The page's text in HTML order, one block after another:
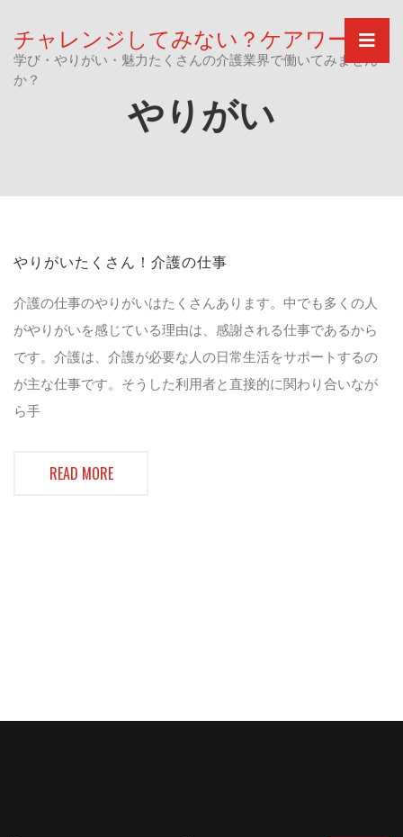
content
チャレンジしてみない？ケアワーク
学び・やりがい・魅力たくさんの介護業界で働いてみません
か？
やりがい
やりがいたくさん！介護の仕事
介護の仕事のやりがいはたくさんあります。中でも多くの人
がやりがいを感じている理由は、感謝される仕事であるから
です。介護は、介護が必要な人の日常生活をサポートするの
が主な仕事です。そうした利用者と直接的に関わり合いなが
ら手
READ MORE